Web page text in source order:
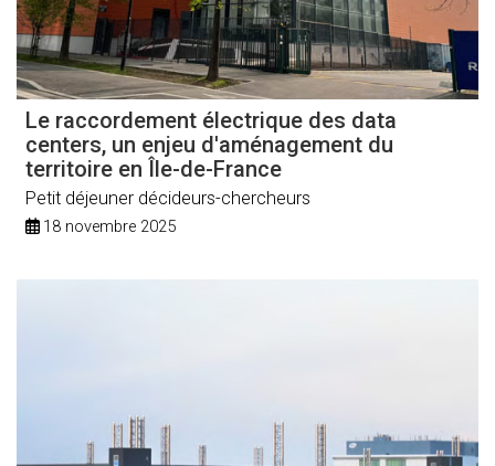
Le raccordement électrique des data
centers, un enjeu d'aménagement du
territoire en Île-de-France
Petit déjeuner décideurs-chercheurs
18 novembre 2025